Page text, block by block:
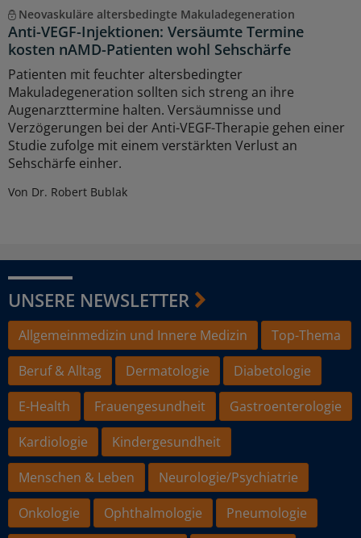
Neovaskuläre altersbedingte Makuladegeneration
Anti-VEGF-Injektionen: Versäumte Termine
kosten nAMD-Patienten wohl Sehschärfe
Patienten mit feuchter altersbedingter
Makuladegeneration sollten sich streng an ihre
Augenarzttermine halten. Versäumnisse und
Verzögerungen bei der Anti-VEGF-Therapie gehen einer
Studie zufolge mit einem verstärkten Verlust an
Sehschärfe einher.
Von Dr. Robert Bublak
UNSERE NEWSLETTER
Allgemeinmedizin und Innere Medizin
Top-Thema
Beruf & Alltag
Dermatologie
Diabetologie
E-Health
Frauengesundheit
Gastroenterologie
Kardiologie
Kindergesundheit
Menschen & Leben
Neurologie/Psychiatrie
Onkologie
Ophthalmologie
Pneumologie